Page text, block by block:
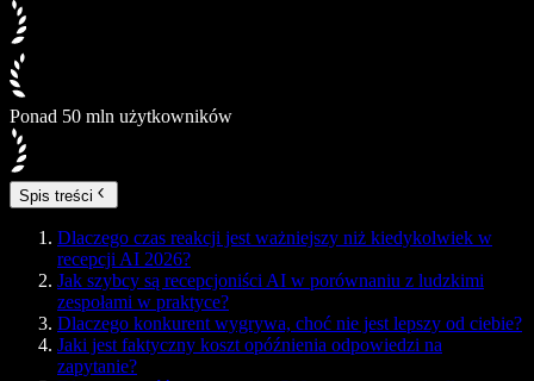
Ponad 50 mln użytkowników
Spis treści
Dlaczego czas reakcji jest ważniejszy niż kiedykolwiek w
recepcji AI 2026?
Jak szybcy są recepcjoniści AI w porównaniu z ludzkimi
zespołami w praktyce?
Dlaczego konkurent wygrywa, choć nie jest lepszy od ciebie?
Jaki jest faktyczny koszt opóźnienia odpowiedzi na
zapytanie?